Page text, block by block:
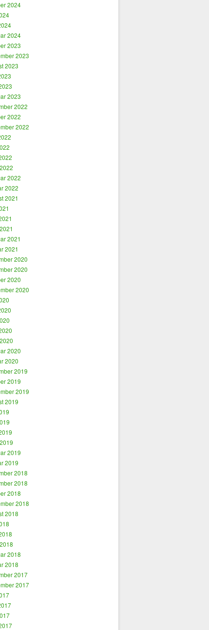
2024
2024
2023
2023
2023
2023
2022
2022
2022
2022
2022
2021
2021
2021
2020
2020
2020
2020
2020
2020
2019
2019
2019
2019
2019
2019
2018
2018
2018
2018
2018
2018
2018
2017
2017